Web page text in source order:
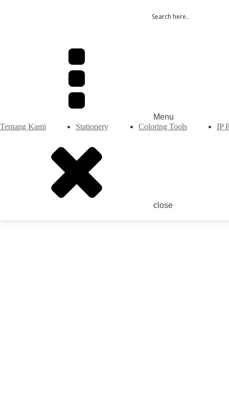
Menu
Tentang Kami
Stationery Coloring Tools IP
close